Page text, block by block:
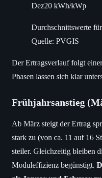
Dez20 kWh/kWp
Durchschnittswerte
Quelle: PVGIS
Der Ertragsverlauf folgt
Phasen lassen sich klar
Frühjahrsanstieg
Ab März steigt der Ertrag
stark zu (von ca. 11 auf 16
steiler. Gleichzeitig bleiben
Moduleffizienz begünstigt.